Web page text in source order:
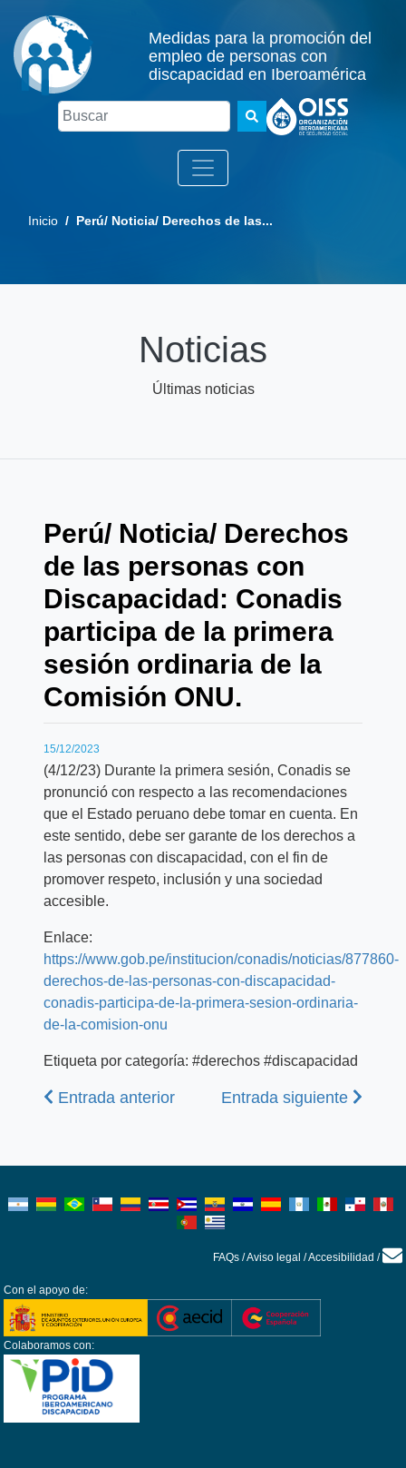
Medidas para la promoción del
empleo de personas con
discapacidad en Iberoamérica
Buscar
Inicio / Perú/ Noticia/ Derechos de las...
Noticias
Últimas noticias
Perú/ Noticia/ Derechos
de las personas con
Discapacidad: Conadis
participa de la primera
sesión ordinaria de la
Comisión ONU.
15/12/2023
(4/12/23) Durante la primera sesión, Conadis se
pronunció con respecto a las recomendaciones
que el Estado peruano debe tomar en cuenta. En
este sentido, debe ser garante de los derechos a
las personas con discapacidad, con el fin de
promover respeto, inclusión y una sociedad
accesible.
Enlace:
https://www.gob.pe/institucion/conadis/noticias/877860-
derechos-de-las-personas-con-discapacidad-
conadis-participa-de-la-primera-sesion-ordinaria-
de-la-comision-onu
Etiqueta por categoría: #derechos #discapacidad
Anterior
Entrada anterior Siguiente
Entrada siguiente
FAQs /Aviso legal /Accesibilidad /
Con el apoyo de:
Colaboramos con: